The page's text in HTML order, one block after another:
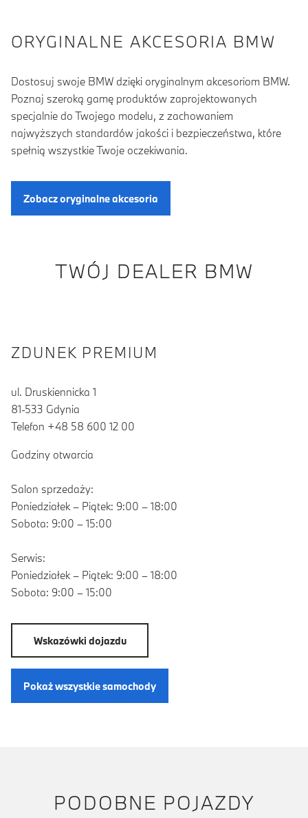
ORYGINALNE AKCESORIA BMW
Dostosuj swoje BMW dzięki oryginalnym akcesoriom BMW.
Poznaj szeroką gamę produktów zaprojektowanych
specjalnie do Twojego modelu, z zachowaniem
najwyższych standardów jakości i bezpieczeństwa, które
spełnią wszystkie Twoje oczekiwania.
Zobacz oryginalne akcesoria
TWÓJ DEALER BMW
ZDUNEK PREMIUM
ul. Druskiennicka 1
81-533 Gdynia
Telefon +48 58 600 12 00
Godziny otwarcia
Salon sprzedaży:
Poniedziałek – Piątek: 9:00 – 18:00
Sobota: 9:00 – 15:00
Serwis:
Poniedziałek – Piątek: 9:00 – 18:00
Sobota: 9:00 – 15:00
Wskazówki dojazdu
Pokaż wszystkie samochody
PODOBNE POJAZDY